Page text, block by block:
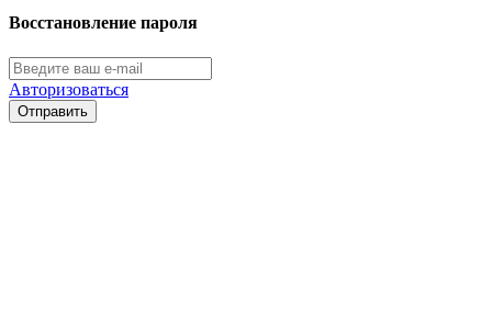
Восстановление пароля
Авторизоваться
Отправить